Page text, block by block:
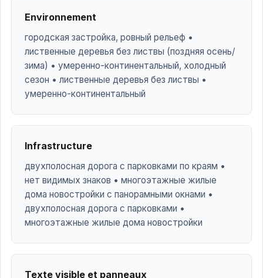
Environnement
городская застройка, ровный рельеф •
лиственные деревья без листвы (поздняя осень/
зима) • умеренно-континентальный, холодный
сезон • лиственные деревья без листвы •
умеренно-континентальный
Infrastructure
двухполосная дорога с парковками по краям •
нет видимых знаков • многоэтажные жилые
дома новостройки с панорамными окнами •
двухполосная дорога с парковками •
многоэтажные жилые дома новостройки
Texte visible et panneaux